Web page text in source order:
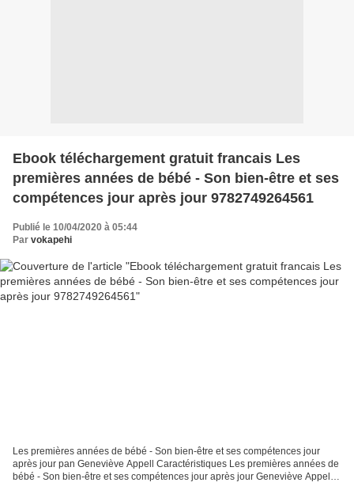
Ebook téléchargement gratuit francais Les
premières années de bébé - Son bien-être et ses
compétences jour après jour 9782749264561
Publié le 10/04/2020 à 05:44
Par vokapehi
Les premières années de bébé - Son bien-être et ses compétences jour
après jour pan Geneviève Appell Caractéristiques Les premières années de
bébé - Son bien-être et ses compétences jour après jour Geneviève Appell